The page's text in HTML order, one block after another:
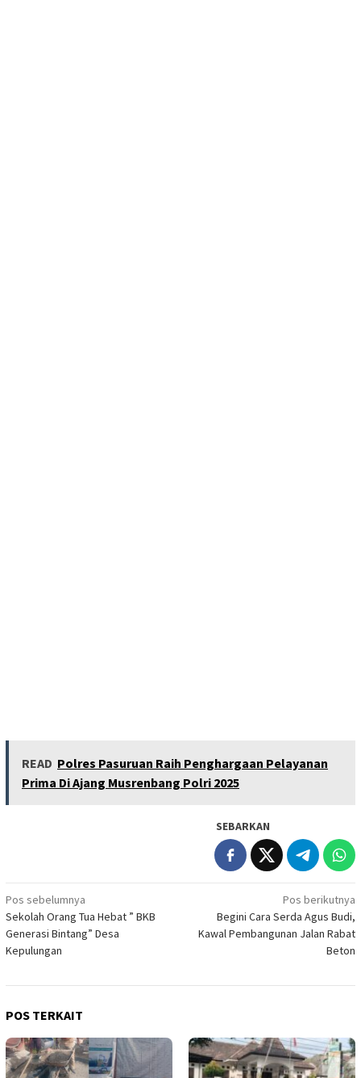
READ Polres Pasuruan Raih Penghargaan Pelayanan
Prima Di Ajang Musrenbang Polri 2025
SEBARKAN
Navigasi
pos
Pos sebelumnya
Sekolah Orang Tua Hebat ” BKB
Generasi Bintang” Desa
Kepulungan
Pos berikutnya
Begini Cara Serda Agus Budi,
Kawal Pembangunan Jalan Rabat
Beton
POS TERKAIT